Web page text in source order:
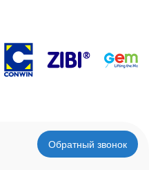
Обратный звонок